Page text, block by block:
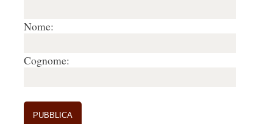
Nome:
Cognome: